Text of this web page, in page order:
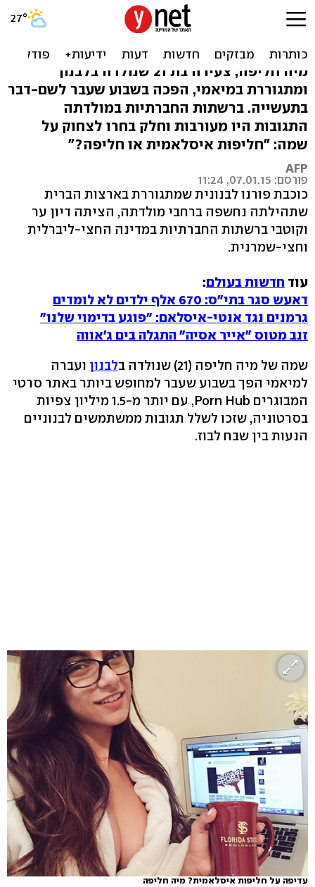
כוכבת הפורנו הלבנונית
שמציתה אש בארזים
מיה חליפה, צעירה בת 21 שנולדה בלבנון
ומתגוררת במיאמי, הפכה בשבוע שעבר לשם-דבר
בתעשייה. ברשתות החברתיות במולדתה
התגובות היו מעורבות וחלק בחרו לצחוק על
שמה: "חליפוּת איסלאמית או חליפה?"
AFP
פורסם: 07.01.15, 11:24
כוכבת פורנו לבנונית שמתגוררת בארצות הברית
שתהילתה נחשפה ברחבי מולדתה, הציתה דיון ער
וקוטבי ברשתות החברתיות במדינה החצי-ליברלית
וחצי-שמרנית.
עוד חדשות בעולם:
דאעש סגר בתי"ס: 670 אלף ילדים לא לומדים
גרמנים נגד אנטי-איסלאם: "פוגע בדימוי שלנו"
זנב מטוס "אייר אסיה" התגלה בים ג'אווה
שמה של מיה חליפה (21) שנולדה ב
לבנון ועברה
למיאמי הפך בשבוע שעבר למחופש ביותר באתר סרטי
המבוגרים Porn Hub, עם יותר מ-1.5 מיליון צפיות
בסרטוניה, שזכו לשלל תגובות ממשתמשים לבנוניים
הנעות בין שבח לבוז.
עדיפה על חליפות איסלאמית? מיה חליפה